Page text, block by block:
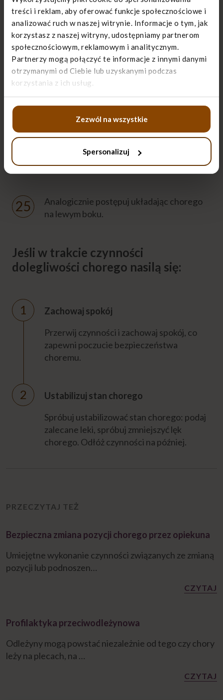
treści i reklam, aby oferować funkcje społecznościowe i
analizować ruch w naszej witrynie. Informacje o tym, jak
korzystasz z naszej witryny, udostępniamy partnerom
społecznościowym, reklamowym i analitycznym.
Partnerzy mogą połączyć te informacje z innymi danymi
otrzymanymi od Ciebie lub uzyskanymi podczas
korzystania z ich usług.
Zezwól na wszystkie
Spersonalizuj
Za plecami podłóż wałek, koc lub dużą
poduszkę zwiniętą w wałek.
Przykryj chorego.
kołdrze lub pod, jeśli choremu jest zimno.
Zapytaj chorego, czy jest mu wygodnie, co
jeszcze możesz poprawić?
Analogicznie postępuj układając chorego
na lewym boku.
Jeśli w trakcie czynności
dolegliwości chorego nasilą się:
Zachowaj spokój
Przerwij czynności i zachowaj spokój, co
zapewni poczucie bezpieczeństwa
choremu.
Ustabilizuj stan chorego
Spróbuj ustabilizować stan chorego: podaj
zalecane leki, spróbuj zmniejszyć lęk
chorego. Odłóż czynności na później.
PRZECZYTAJ TEŻ
Bezpieczna zmiana pozycji chorego przez opiekuna
Umiejętne wykonanie czynności związanych ze zmianą
pozycji lub podnoszen…
CZYTAJ
Profilaktyka przeciwodleżynowa
Odleżyny mogą powstać niezależnie od tego czy chory
leży na plecach, na …
CZYTAJ